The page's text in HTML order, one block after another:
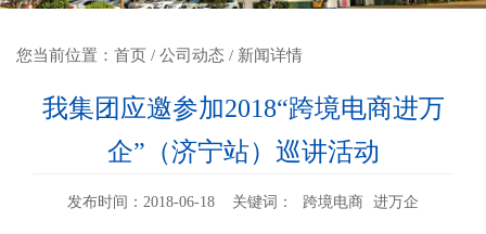
您当前位置： 首页 / 公司动态 / 新闻详情
我集团应邀参加2018“跨境电商进万
企”（济宁站）巡讲活动
发布时间：2018-06-18 关键词： 跨境电商 进万企